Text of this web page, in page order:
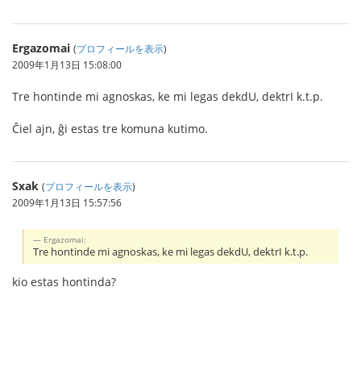
Ergazomai (プロフィールを表示)
2009年1月13日 15:08:00
Tre hontinde mi agnoskas, ke mi legas dekdU, dektrI k.t.p.
Ĉiel ajn, ĝi estas tre komuna kutimo.
Sxak (プロフィールを表示)
2009年1月13日 15:57:56
Ergazomai:
Tre hontinde mi agnoskas, ke mi legas dekdU, dektrI k.t.p.
kio estas hontinda?